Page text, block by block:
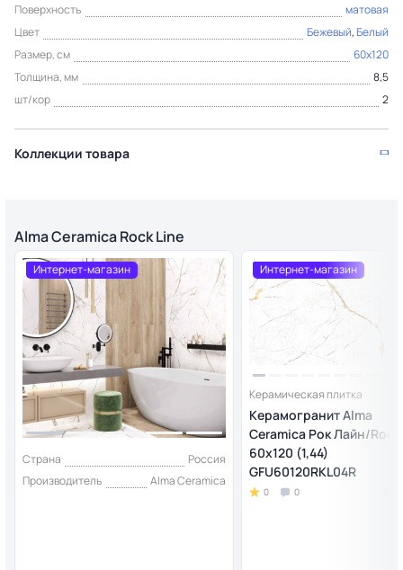
Поверхность
матовая
Цвет
Бежевый,Белый
Размер, см
60x120
Толщина, мм
8,5
шт/кор
2
Коллекции товара
Alma Ceramica Rock Line
Интернет-магазин
Страна
Россия
Производитель
Alma Ceramica
Интернет-магазин
Керамическая плитка
Керамогранит Alma
Ceramica Рок Лайн/Rock
60х120 (1,44)
GFU60120RKL04R
0 0